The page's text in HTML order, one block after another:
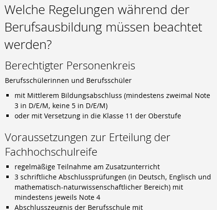
Karosserie- und Fahrzeugbaumechaniker/-in
Konstruktionsmechaniker/-in
Kraftfahrzeugmechatroniker/-in
Mechatroniker/-in
Welche Regelungen während der
Berufsausbildung müssen beachtet
werden?
Berechtigter Personenkreis
Berufsschülerinnen und Berufsschüler
mit Mittlerem Bildungsabschluss (mindestens zweimal Note
3 in D/E/M, keine 5 in D/E/M)
oder mit Versetzung in die Klasse 11 der Oberstufe
Voraussetzungen zur Erteilung der
Fachhochschulreife
regelmäßige Teilnahme am Zusatzunterricht
3 schriftliche Abschlussprüfungen (in Deutsch, Englisch und
mathematisch-naturwissenschaftlicher Bereich) mit
mindestens jeweils Note 4
Abschlusszeugnis der Berufsschule mit